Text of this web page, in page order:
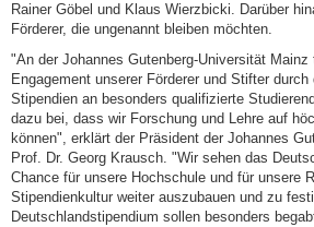
Rainer Göbel und Klaus Wierzbicki. Darüber
Förderer, die ungenannt bleiben möchten.
"An der Johannes Gutenberg-Universität
Engagement unserer Förderer und Stifter durch
Stipendien an besonders qualifizierte
dazu bei, dass wir Forschung und Lehre auf
können", erklärt der Präsident der Johannes
Prof. Dr. Georg Krausch. "Wir sehen das
Chance für unsere Hochschule und für unsere
Stipendienkultur weiter auszubauen und zu
Deutschlandstipendium sollen besonders